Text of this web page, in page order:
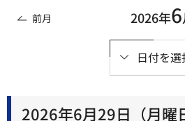
前月 2026年6
日付を選
2026年6月29日（月曜